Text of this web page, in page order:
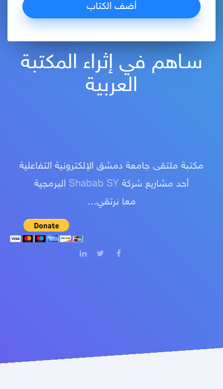
سـاهم في إثراء المكتبة
العربية
مكتبة ملتقى جامعة دمشق الإلكترونية التفاعلية
أحد مشاريع شركة Shabab SY البرمجية
معا نرتقي...